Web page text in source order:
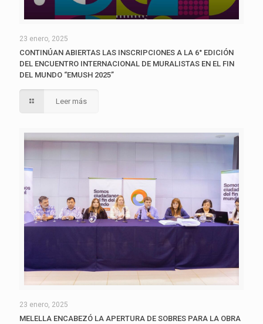
23 enero, 2025
CONTINÚAN ABIERTAS LAS INSCRIPCIONES A LA 6° EDICIÓN
DEL ENCUENTRO INTERNACIONAL DE MURALISTAS EN EL FIN
DEL MUNDO “EMUSH 2025”
Leer más
23 enero, 2025
MELELLA ENCABEZÓ LA APERTURA DE SOBRES PARA LA OBRA